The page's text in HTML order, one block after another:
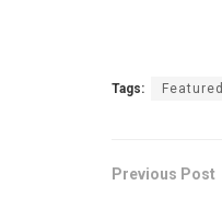
Tags: Featured
Previous Post